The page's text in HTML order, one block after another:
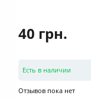
40 грн.
Есть в наличии
Отзывов пока нет